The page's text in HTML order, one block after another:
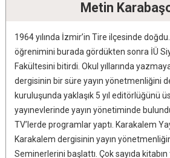
Metin
1964 yılında İzmir’in Tire ilçesinde
öğrenimini burada gördükten sonra İÜ
Fakültesini bitirdi. Okul yıllarında
dergisinin bir süre yayın yönetmenliğini de
kuruluşunda yaklaşık 5 yıl editörlüğünü
yayınevlerinde yayın yönetiminde
TV’lerde programlar yaptı. Karakalem
Karakalem dergisinin yayın
Seminerlerini başlattı. Çok sayıda